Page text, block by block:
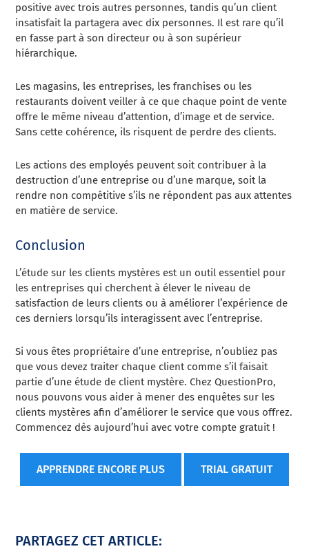
positive avec trois autres personnes, tandis qu’un client
insatisfait la partagera avec dix personnes. Il est rare qu’il
en fasse part à son directeur ou à son supérieur
hiérarchique.
Les magasins, les entreprises, les franchises ou les
restaurants doivent veiller à ce que chaque point de vente
offre le même niveau d’attention, d’image et de service.
Sans cette cohérence, ils risquent de perdre des clients.
Les actions des employés peuvent soit contribuer à la
destruction d’une entreprise ou d’une marque, soit la
rendre non compétitive s’ils ne répondent pas aux attentes
en matière de service.
Conclusion
L’étude sur les clients mystères est un outil essentiel pour
les entreprises qui cherchent à élever le niveau de
satisfaction de leurs clients ou à améliorer l’expérience de
ces derniers lorsqu’ils interagissent avec l’entreprise.
Si vous êtes propriétaire d’une entreprise, n’oubliez pas
que vous devez traiter chaque client comme s’il faisait
partie d’une étude de client mystère. Chez QuestionPro,
nous pouvons vous aider à mener des enquêtes sur les
clients mystères afin d’améliorer le service que vous offrez.
Commencez dès aujourd’hui avec votre compte gratuit !
APPRENDRE ENCORE PLUS TRIAL GRATUIT
PARTAGEZ CET ARTICLE: